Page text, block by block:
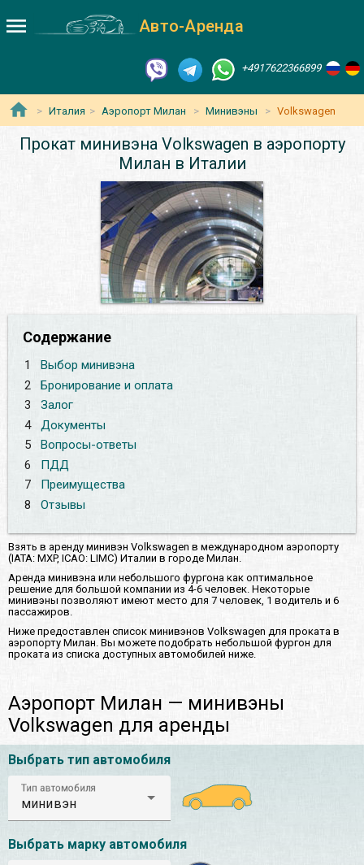
Авто-Аренда
+4917622366899
Италия Аэропорт Милан Минивэны Volkswagen
Прокат минивэна Volkswagen в аэропорту
Милан в Италии
Содержание
1
Выбор минивэна
2
Бронирование и оплата
3
Залог
4
Документы
5
Вопросы-ответы
6
ПДД
7
Преимущества
8
Отзывы
Взять в аренду минивэн Volkswagen в международном аэропорту
(IATA: MXP, ICAO: LIMC) Италии в городе Милан.
Аренда минивэна или небольшого фургона как оптимальное
решение для большой компании из 4-6 человек. Некоторые
минивэны позволяют имеют место для 7 человек, 1 водитель и 6
пассажиров.
Ниже предоставлен список минивэнов Volkswagen для проката в
аэропорту Милан. Вы можете подобрать небольшой фургон для
проката из списка доступных автомобилей ниже.
Аэропорт Милан — минивэны
Volkswagen для аренды
Выбрать тип автомобиля
Тип автомобиля
минивэн
Выбрать марку автомобиля